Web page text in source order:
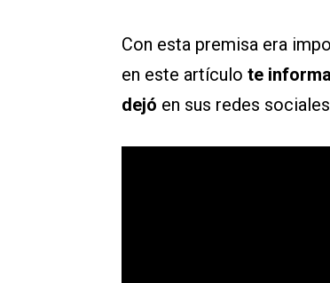
Con esta premisa era
en este artículo te
dejó en sus redes